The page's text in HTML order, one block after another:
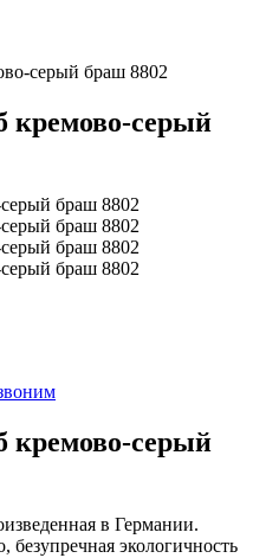
серый браш 8802
кремово-серый
кремово-серый
в Германии.
безупречная экологичность